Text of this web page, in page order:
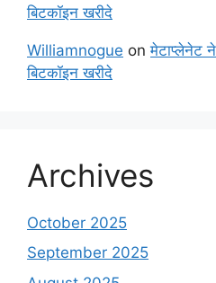
बिटकॉइन खरीदे
Williamnogue onमेटाप्लेनेट
बिटकॉइन खरीदे
Archives
October 2025
September 2025